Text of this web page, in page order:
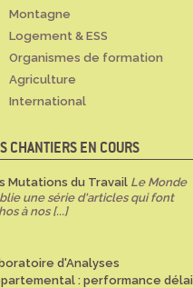
Montagne
Logement & ESS
Organismes de formation
Agriculture
International
CHANTIERS EN COURS
Mutations du Travail Le Monde
une série d'articles qui font
à nos [...]
d'Analyses
: performance délai